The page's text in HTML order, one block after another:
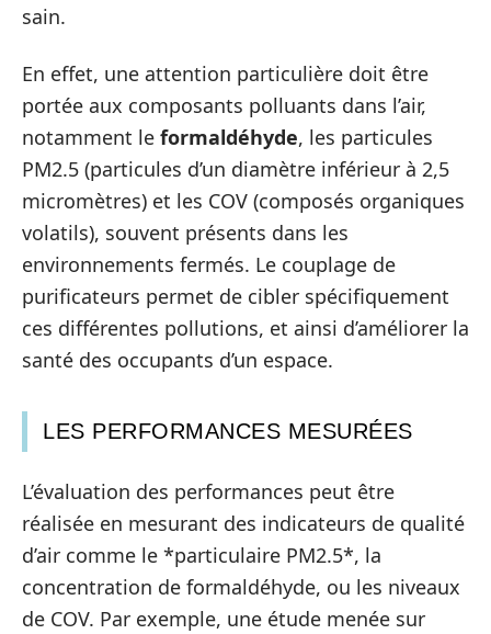
sain.
En effet, une attention particulière doit être
portée aux composants polluants dans l’air,
notamment le formaldéhyde, les particules
PM2.5 (particules d’un diamètre inférieur à 2,5
micromètres) et les COV (composés organiques
volatils), souvent présents dans les
environnements fermés. Le couplage de
purificateurs permet de cibler spécifiquement
ces différentes pollutions, et ainsi d’améliorer la
santé des occupants d’un espace.
LES PERFORMANCES MESURÉES
L’évaluation des performances peut être
réalisée en mesurant des indicateurs de qualité
d’air comme le *particulaire PM2.5*, la
concentration de formaldéhyde, ou les niveaux
de COV. Par exemple, une étude menée sur